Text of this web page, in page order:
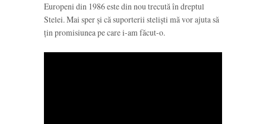
Europeni din 1986 este din nou trecută în dreptul
Stelei. Mai sper și că suporterii steliști mă vor ajuta să
țin promisiunea pe care i-am făcut-o.